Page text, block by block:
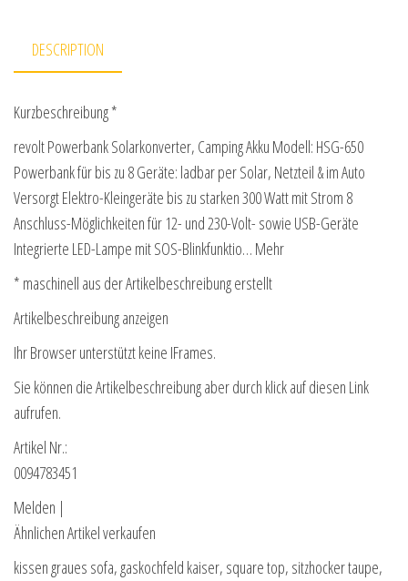
DESCRIPTION
Kurzbeschreibung *
revolt Powerbank Solarkonverter, Camping Akku Modell: HSG-650
Powerbank für bis zu 8 Geräte: ladbar per Solar, Netzteil & im Auto
Versorgt Elektro-Kleingeräte bis zu starken 300 Watt mit Strom 8
Anschluss-Möglichkeiten für 12- und 230-Volt- sowie USB-Geräte
Integrierte LED-Lampe mit SOS-Blinkfunktio… Mehr
* maschinell aus der Artikelbeschreibung erstellt
Artikelbeschreibung anzeigen
Ihr Browser unterstützt keine IFrames.
Sie können die Artikelbeschreibung aber durch klick auf diesen Link
aufrufen.
Artikel Nr.:
0094783451
Melden |
Ähnlichen Artikel verkaufen
kissen graues sofa, gaskochfeld kaiser, square top, sitzhocker taupe,